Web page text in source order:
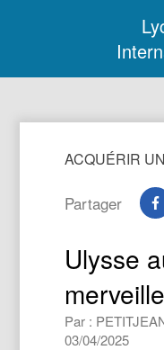
ACQUÉRIR
Partager
Ulysse
Par :
03/04/2025